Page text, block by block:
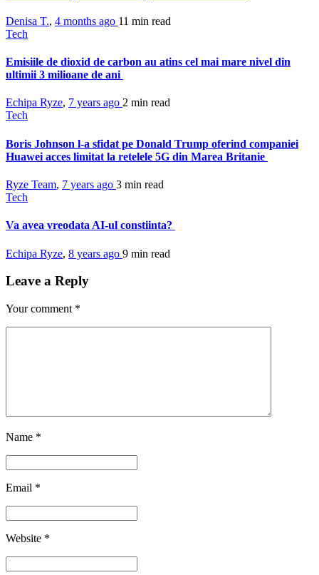
Denisa T., 4 months ago 11 min read
Tech
Emisiile de dioxid de carbon au atins cel mai mare nivel din
ultimii 3 milioane de ani
Echipa Ryze, 7 years ago 2 min read
Tech
Boris Johnson l-a sfidat pe Donald Trump oferind companiei
Huawei acces limitat la retelele 5G din Marea Britanie
Ryze Team, 7 years ago 3 min read
Tech
Va avea vreodata AI-ul constiinta?
Echipa Ryze, 8 years ago 9 min read
Leave a Reply
Your comment *
Name *
Email *
Website *